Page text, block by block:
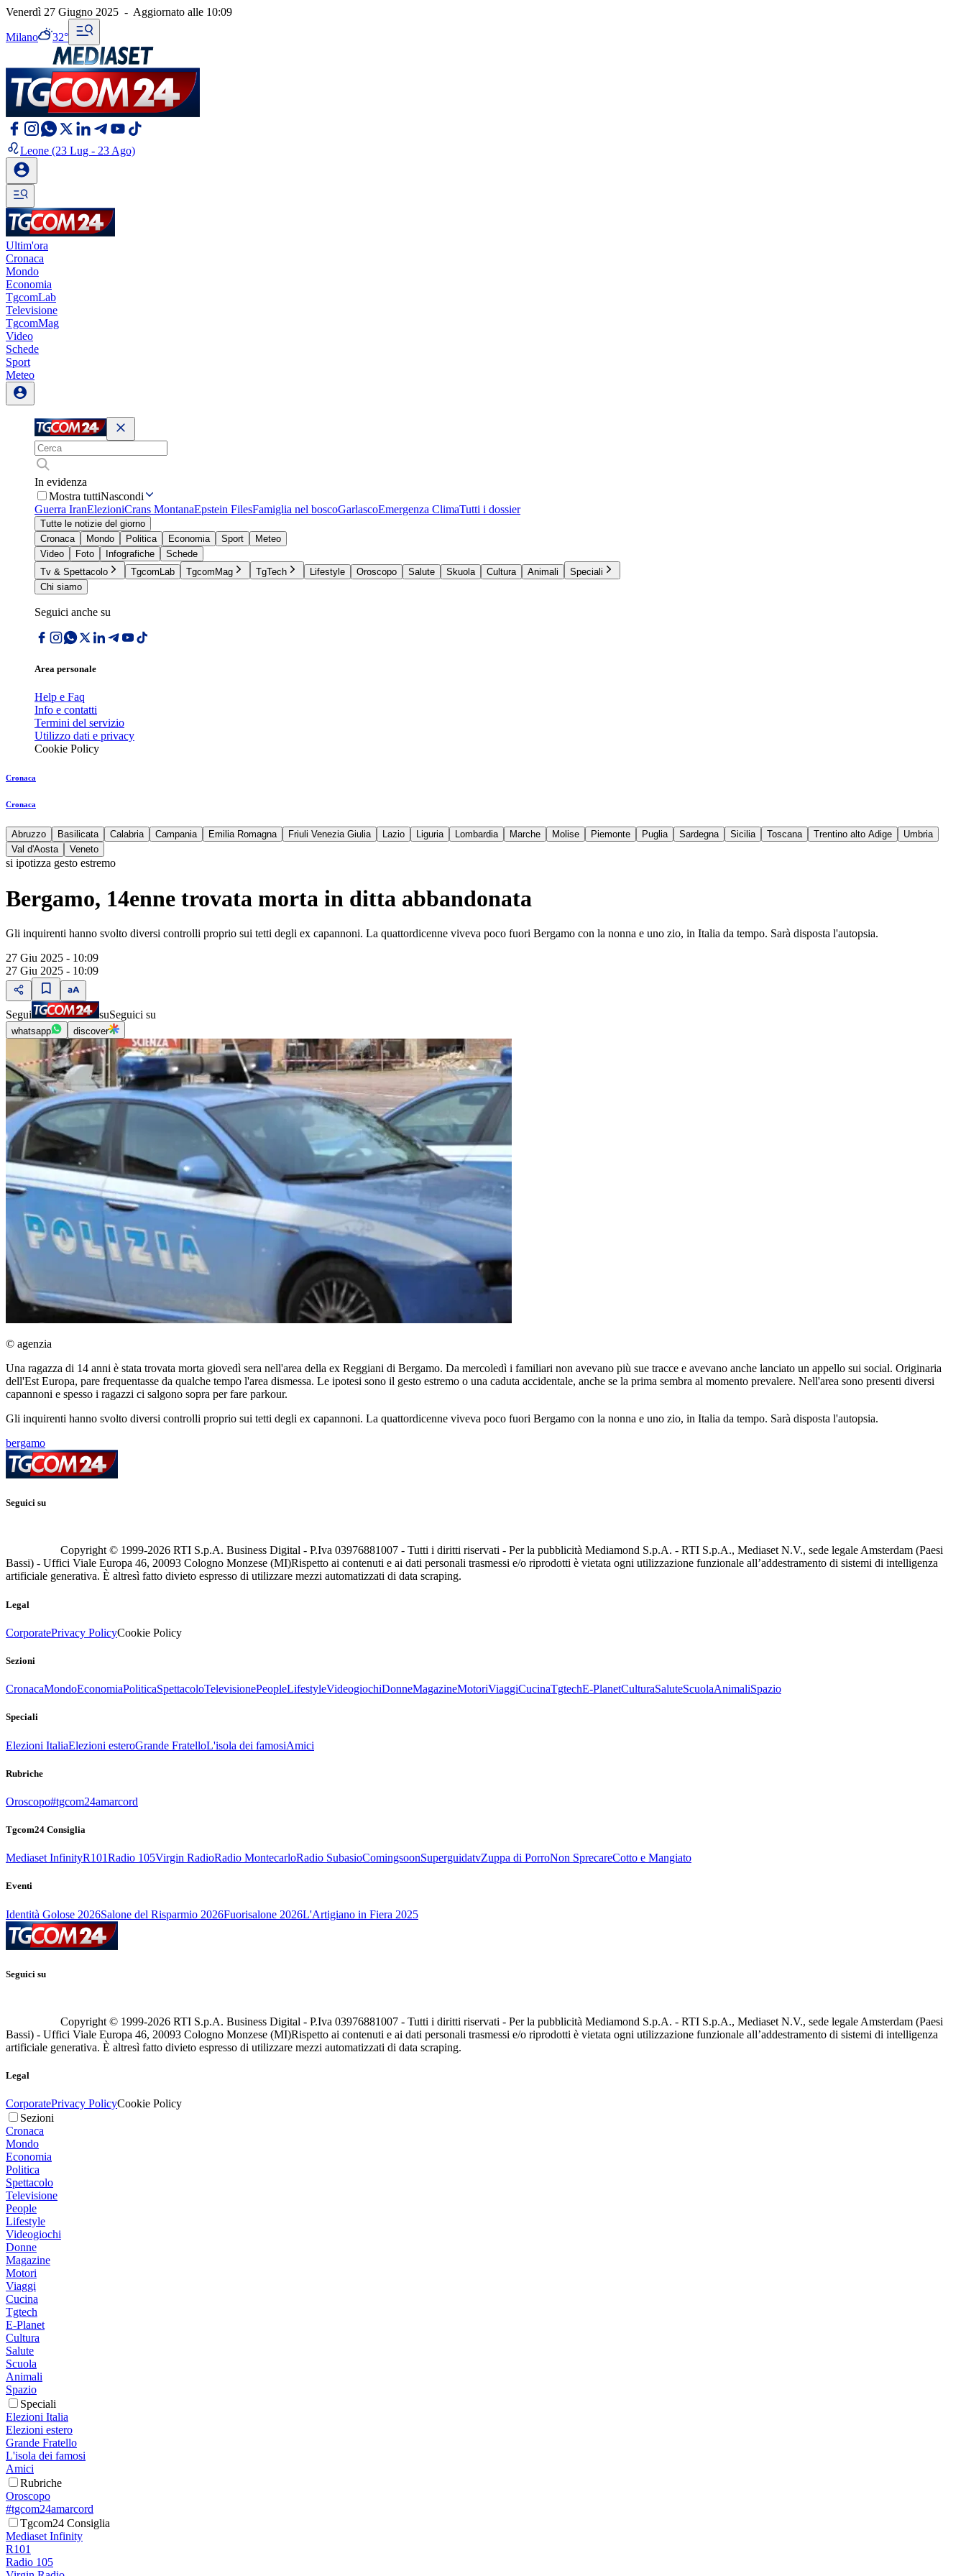
Venerdì 27 Giugno 2025 - Aggiornato alle 10:09
Milano 32°
Leone (23 Lug - 23 Ago)
Ultim'ora
Cronaca
Mondo
Economia
TgcomLab
Televisione
TgcomMag
Video
Schede
Sport
Meteo
In evidenza
Mostra tuttiNascondi
Guerra IranElezioniCrans MontanaEpstein FilesFamiglia nel boscoGarlascoEmergenza ClimaTutti i dossier
Tutte le notizie del giorno
Cronaca
Mondo Politica Economia Sport
Meteo
Video
Foto Infografiche
Schede
Tv & Spettacolo
TgcomLab TgcomMag TgTech Lifestyle Oroscopo Salute Skuola Cultura Animali
Speciali
Chi siamo
Seguici anche su
Area personale
Help e Faq
Info e contatti
Termini del servizio
Utilizzo dati e privacy
Cookie Policy
Cronaca
Cronaca
Abruzzo Basilicata Calabria Campania Emilia Romagna Friuli Venezia Giulia Lazio Liguria Lombardia Marche Molise Piemonte Puglia Sardegna Sicilia Toscana Trentino alto Adige
Umbria
Val d'Aosta
Veneto
si ipotizza gesto estremo
Bergamo, 14enne trovata morta in ditta abbandonata
Gli inquirenti hanno svolto diversi controlli proprio sui tetti degli ex capannoni. La quattordicenne viveva poco fuori Bergamo con la nonna e uno zio, in Italia da tempo. Sarà disposta l'autopsia.
27 Giu 2025 - 10:09
27 Giu 2025 - 10:09
Segui suSeguici su
whatsapp discover
© agenzia
Una ragazza di 14 anni è stata trovata morta giovedì sera nell'area della ex Reggiani di Bergamo. Da mercoledì i familiari non avevano più sue tracce e avevano anche lanciato un appello sui social. Originaria
dell'Est Europa, pare frequentasse da qualche tempo l'area dismessa. Le ipotesi sono il gesto estremo o una caduta accidentale, anche se la prima sembra al momento prevalere. Nell'area sono presenti diversi
capannoni e spesso i ragazzi ci salgono sopra per fare parkour.
Gli inquirenti hanno svolto diversi controlli proprio sui tetti degli ex capannoni. La quattordicenne viveva poco fuori Bergamo con la nonna e uno zio, in Italia da tempo. Sarà disposta l'autopsia.
bergamo
Seguici su
Copyright © 1999-2026 RTI S.p.A. Business Digital - P.Iva 03976881007 - Tutti i diritti riservati - Per la pubblicità Mediamond S.p.A. - RTI S.p.A., Mediaset N.V., sede legale Amsterdam (Paesi
Bassi) - Uffici Viale Europa 46, 20093 Cologno Monzese (MI)Rispetto ai contenuti e ai dati personali trasmessi e/o riprodotti è vietata ogni utilizzazione funzionale all’addestramento di sistemi di intelligenza
artificiale generativa. È altresì fatto divieto espresso di utilizzare mezzi automatizzati di data scraping.
Legal
CorporatePrivacy PolicyCookie Policy
Sezioni
CronacaMondoEconomiaPoliticaSpettacoloTelevisionePeopleLifestyleVideogiochiDonneMagazineMotoriViaggiCucinaTgtechE-PlanetCulturaSaluteScuolaAnimaliSpazio
Speciali
Elezioni ItaliaElezioni esteroGrande FratelloL'isola dei famosiAmici
Rubriche
Oroscopo#tgcom24amarcord
Tgcom24 Consiglia
Mediaset InfinityR101Radio 105Virgin RadioRadio MontecarloRadio SubasioComingsoonSuperguidatvZuppa di PorroNon SprecareCotto e Mangiato
Eventi
Identità Golose 2026Salone del Risparmio 2026Fuorisalone 2026L'Artigiano in Fiera 2025
Seguici su
Copyright © 1999-2026 RTI S.p.A. Business Digital - P.Iva 03976881007 - Tutti i diritti riservati - Per la pubblicità Mediamond S.p.A. - RTI S.p.A., Mediaset N.V., sede legale Amsterdam (Paesi
Bassi) - Uffici Viale Europa 46, 20093 Cologno Monzese (MI)Rispetto ai contenuti e ai dati personali trasmessi e/o riprodotti è vietata ogni utilizzazione funzionale all’addestramento di sistemi di intelligenza
artificiale generativa. È altresì fatto divieto espresso di utilizzare mezzi automatizzati di data scraping.
Legal
CorporatePrivacy PolicyCookie Policy
Sezioni
Cronaca
Mondo
Economia
Politica
Spettacolo
Televisione
People
Lifestyle
Videogiochi
Donne
Magazine
Motori
Viaggi
Cucina
Tgtech
E-Planet
Cultura
Salute
Scuola
Animali
Spazio
Speciali
Elezioni Italia
Elezioni estero
Grande Fratello
L'isola dei famosi
Amici
Rubriche
Oroscopo
#tgcom24amarcord
Tgcom24 Consiglia
Mediaset Infinity
R101
Radio 105